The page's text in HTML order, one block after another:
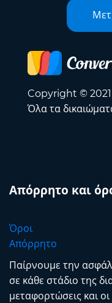
Copyright ©
Όλα τα
Απόρρητο και
Όροι
Απόρρητο
Παίρνουμε την
σε κάθε στάδιο της
μεταφορτώσεις και